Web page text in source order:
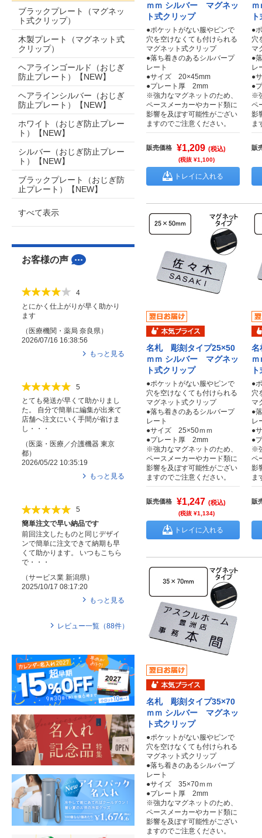
ｍｍ シルバー マグネッ
ト式クリップ
●ポケットがない服やピンで
穴を空けなくても付けられる
マグネット式クリップ
●落ち着きのあるシルバープ
レート
●サイズ 20×45mm
●プレート厚 2mm
※強力なマグネットのため、
ペースメーカーやカード類に
影響を及ぼす可能性がござい
ますのでご注意ください。
販売価格 ¥1,209 (税込)
(税抜 ¥1,100)
トレイに入れる
●
穴
マ
●
レ
●
●
※
ペ
影
ま
販
名札 彫刻タイプ25×50
ｍｍ シルバー マグネッ
ト式クリップ
●ポケットがない服やピンで
穴を空けなくても付けられる
マグネット式クリップ
●落ち着きのあるシルバープ
レート
●サイズ 25×50ｍｍ
●プレート厚 2mm
※強力なマグネットのため、
ペースメーカーやカード類に
影響を及ぼす可能性がござい
ますのでご注意ください。
販売価格 ¥1,247 (税込)
(税抜 ¥1,134)
トレイに入れる
名
●
穴
マ
●
レ
●
●
※
ペ
影
ま
販
名札 彫刻タイプ35×70
ｍｍ シルバー マグネッ
ト式クリップ
●ポケットがない服やピンで
穴を空けなくても付けられる
マグネット式クリップ
●落ち着きのあるシルバープ
レート
●サイズ 35×70ｍｍ
●プレート厚 2mm
※強力なマグネットのため、
ペースメーカーやカード類に
影響を及ぼす可能性がござい
ますのでご注意ください。
ブラックプレート（マグネッ
ト式クリップ）
木製プレート（マグネット式
クリップ）
ヘアラインゴールド（おじぎ
防止プレート）【NEW】
ヘアラインシルバー（おじぎ
防止プレート）【NEW】
ホワイト（おじぎ防止プレー
ト）【NEW】
シルバー（おじぎ防止プレー
ト）【NEW】
ブラックプレート（おじぎ防
止プレート）【NEW】
すべて表示
お客様の声
4
とにかく仕上がりが早く助かり
ます
（医療機関・薬局 奈良県 ）
2026/07/16 16:38:56
もっと見る
5
とても発送が早くて助かりまし
た。 自分で簡単に編集が出来て
店舗へ注文にいく手間が省けま
し・・・
（ 医薬・医療／介護機器 東京
都）
2026/05/22 10:35:19
もっと見る
5
簡単注文で早い納品です
前回注文したものと同じデザイ
ンで簡単に注文できて納期も早
くて助かります。 いつもこちら
で・・・
（サービス業 新潟県 ）
2025/10/17 08:17:20
もっと見る
レビュー一覧（88件）